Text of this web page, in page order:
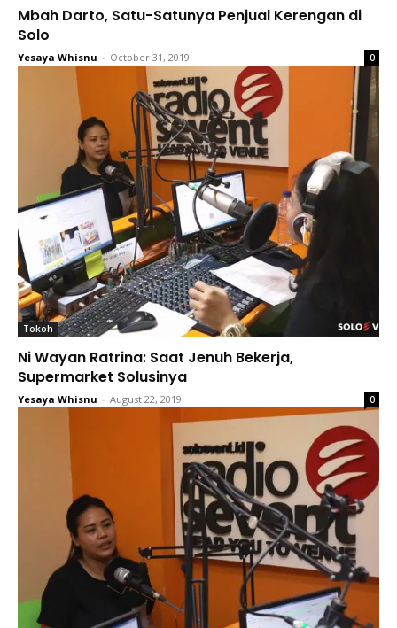
Mbah Darto, Satu-Satunya Penjual Kerengan di
Solo
Yesaya Whisnu - October 31, 2019 0
Tokoh
Ni Wayan Ratrina: Saat Jenuh Bekerja,
Supermarket Solusinya
Yesaya Whisnu - August 22, 2019 0